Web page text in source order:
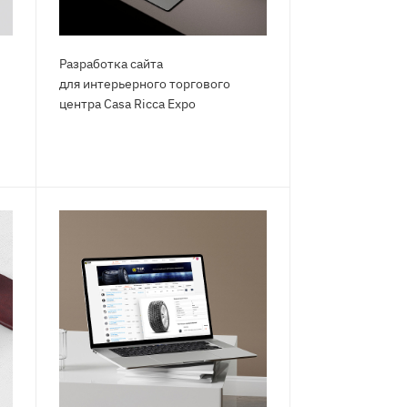
Разработка сайта
для интерьерного торгового
центра Саsа Riсса Ехро